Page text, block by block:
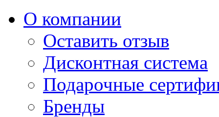
О компании
Оставить отзыв
Дисконтная система
Подарочные
Бренды